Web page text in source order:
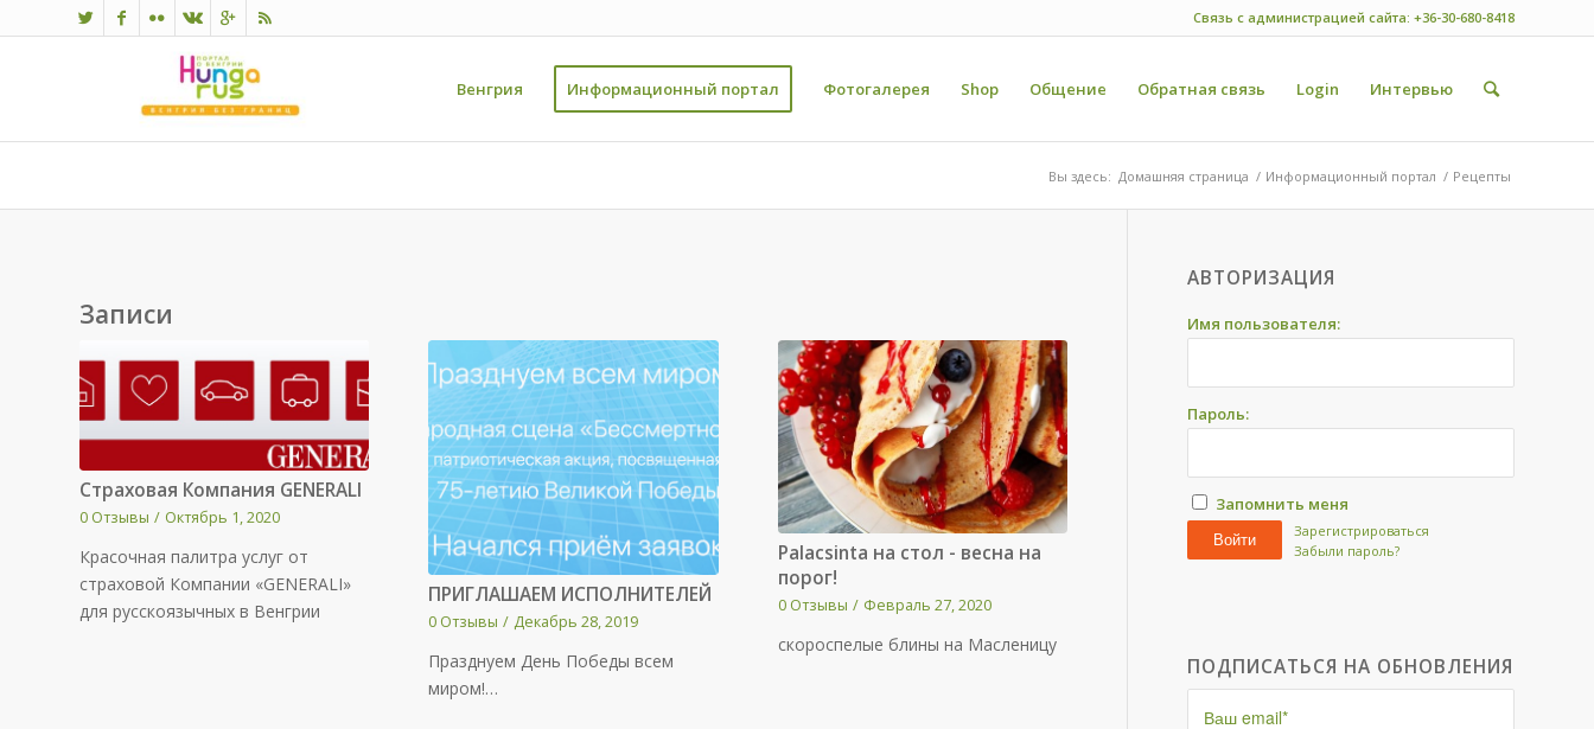
Связь с администрацией сайта: +36-30-680-8418
Венгрия Информационный портал Фотогалерея Shop Общение Обратная связь Login Интервью
Вы здесь: Домашняя страница / Информационный портал / Рецепты
Записи
Страховая Компания GENERALI
0 Отзывы / Октябрь 1, 2020
Красочная палитра услуг от
страховой Компании «GENERALI»
для русскоязычных в Венгрии
ПРИГЛАШАЕМ ИСПОЛНИТЕЛЕЙ
0 Отзывы / Декабрь 28, 2019
Празднуем День Победы всем
миром!…
Palacsinta на стол - весна на
порог!
0 Отзывы / Февраль 27, 2020
скороспелые блины на Масленицу
АВТОРИЗАЦИЯ
Имя пользователя:
Пароль:
Запомнить меня
Войти
Зарегистрироваться
Забыли пароль?
ПОДПИСАТЬСЯ НА ОБНОВЛЕНИЯ